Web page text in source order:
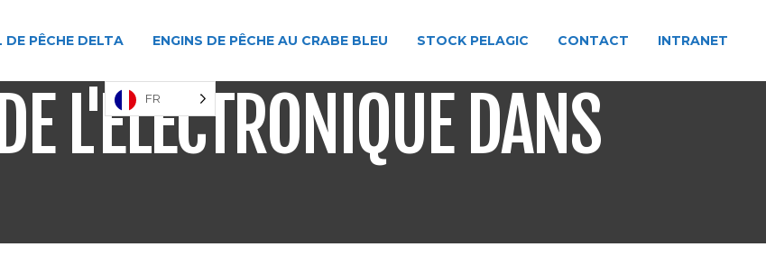
DE PÊCHE DELTA ENGINS DE PÊCHE AU CRABE BLEU STOCK PELAGIC CONTACT INTRANET
FR
L'ÉLECTRONIQUE DANS